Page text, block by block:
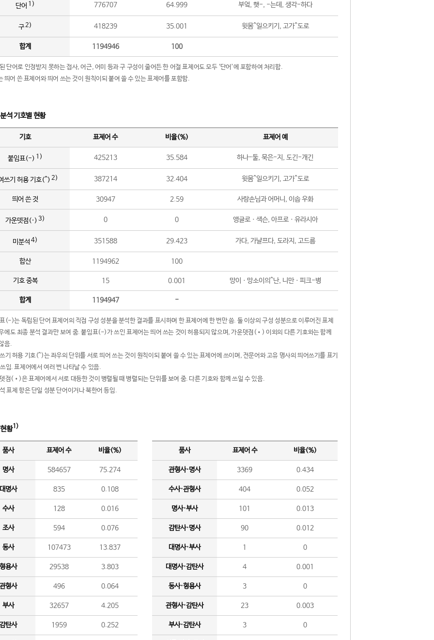
단어 1) 776707 64.999 부엌, 햇-, -는데, 생각-하다
구2) 418239 35.001 윗몸^일으키기, 고가^도로
합계 1194946 100
단어로 인정받지 못하는 접사, 어근, 어미 등과 구 구성이 줄어든 한 어절 표제어도 모두 ‘단어’에 포함하여 처리함.
띄어 쓴 표제어와 띄어 쓰는 것이 원칙이되 붙여 쓸 수 있는 표제어를 포함함.
석 기호별 현황
기호 표제어 수 비율(%) 표제어 예
붙임표(-) 1) 425213 35.584 하나-둘, 묵은-지, 도긴-개긴
쓰기 허용 기호(^) 2) 387214 32.404 윗몸^일으키기, 고가^도로
띄어 쓴 것 30947 2.59 사랑손님과 어머니, 이솝 우화
가운뎃점(·) 3) 0 0 앵글로ㆍ색슨, 아프로ㆍ유라시아
미분석 4) 351588 29.423 가다, 가냘프다, 도라지, 고드름
합산 1194962 100
기호 중복 15 0.001 망이ㆍ망소이의^난, 니만ㆍ피크-병
합계 1194947 -
(-)는 독립된 단어 표제어의 직접 구성 성분을 분석한 결과를 표시하며 한 표제어에 한 번만 씀. 둘 이상의 구성 성분으로 이루어진 표제
에도 최종 분석 결과만 보여 줌. 붙임표(-)가 쓰인 표제어는 띄어 쓰는 것이 허용되지 않으며, 가운뎃점(•) 이외의 다른 기호와는 함께
음.
기 허용 기호(^)는 좌우의 단위를 서로 띄어 쓰는 것이 원칙이되 붙여 쓸 수 있는 표제어에 쓰이며, 전문어와 고유 명사의 띄어쓰기를 표기
임. 표제어에서 여러 번 나타날 수 있음.
점(•)은 표제어에서 서로 대등한 것이 병렬될 때 병렬되는 단위를 보여 줌. 다른 기호와 함께 쓰일 수 있음.
표제 항은 단일 성분 단어이거나 북한어 등임.
황1)
품사 표제어 수 비율(%)
명사 584657 75.274
명사 835 0.108
수사 128 0.016
조사 594 0.076
동사 107473 13.837
용사 29538 3.803
형사 496 0.064
부사 32657 4.205
탄사 1959 0.252
품사 표제어 수 비율(%)
관형사·명사 3369 0.434
수사·관형사 404 0.052
명사·부사 101 0.013
감탄사·명사 90 0.012
대명사·부사 1 0
대명사·감탄사 4 0.001
동사·형용사 3 0
관형사·감탄사 23 0.003
부사·감탄사 3 0